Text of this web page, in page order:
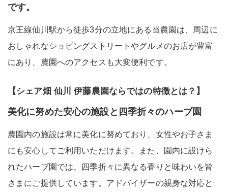
です。
京王線仙川駅から徒歩3分の立地にある当農園は、周辺に
おしゃれなショピングストリートやグルメのお店が豊富
にあり、農園へのアクセスも大変便利です。
【シェア畑 仙川 伊藤農園ならではの特徴とは？】
美化に努めた安心の施設と四季折々のハーブ園
農園内の施設は常に美化に努めており、女性やお子さま
にも安心してご利用いただけます。また、園内に設けら
れたハーブ園では、四季折々に異なる香りと味わいを皆
さまにご提供しています。アドバイザーの親身な対応と